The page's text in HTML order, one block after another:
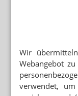
Wir
Webangebot
verwendet,
PODCAST NUR
Grüne:
BRANDENBURG
Neuer Medizin-